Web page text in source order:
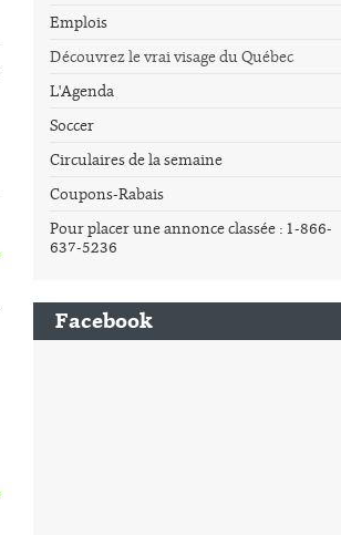
Emplois
Découvrez le vrai visage du Québec
L'Agenda
Soccer
Circulaires de la semaine
Coupons-Rabais
Pour placer une annonce classée : 1-866-
637-5236
Facebook